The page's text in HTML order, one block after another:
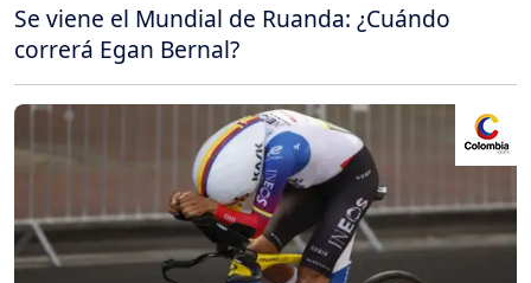
Se viene el Mundial de Ruanda: ¿Cuándo
correrá Egan Bernal?